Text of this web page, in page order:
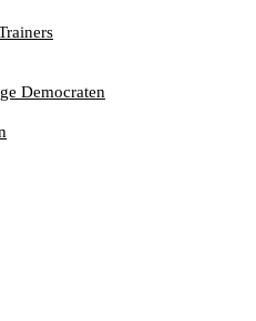
Democraten